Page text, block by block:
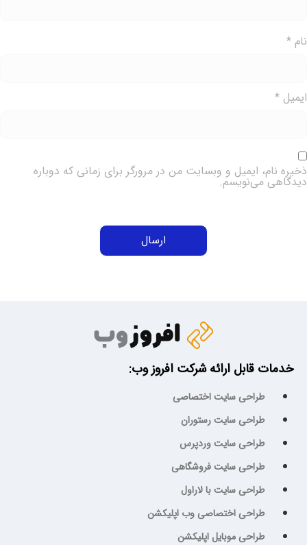
نام *
ایمیل *
ذخیره نام، ایمیل و وبسایت من در مرورگر برای زمانی که دوباره
دیدگاهی می‌نویسم.
خدمات قابل ارائه شرکت افروز وب:
طراحی سایت اختصاصی
طراحی سایت رستوران
طراحی سایت وردپرس
طراحی سایت فروشگاهی
طراحی سایت با لاراول
طراحی اختصاصی وب اپلیکشن
طراحی موبایل اپلیکشن